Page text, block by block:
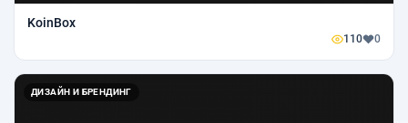
KoinBox
110 0
ДИЗАЙН И БРЕНДИНГ